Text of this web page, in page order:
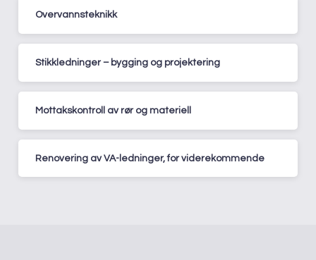
Overvannsteknikk
Stikkledninger – bygging og projektering
Mottakskontroll av rør og materiell
Renovering av VA-ledninger, for viderekommende